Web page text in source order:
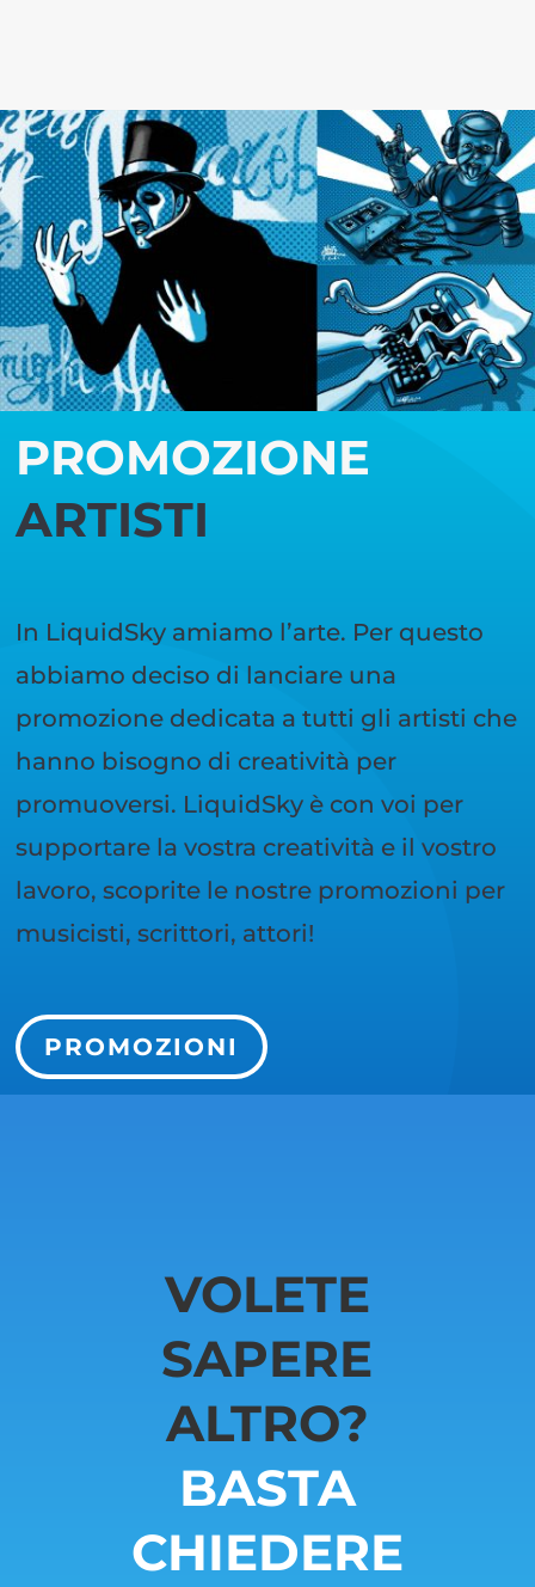
PROMOZIONE
ARTISTI
In LiquidSky amiamo l’arte. Per questo
abbiamo deciso di lanciare una
promozione dedicata a tutti gli artisti che
hanno bisogno di creatività per
promuoversi. LiquidSky è con voi per
supportare la vostra creatività e il vostro
lavoro, scoprite le nostre promozioni per
musicisti, scrittori, attori!
PROMOZIONI
VOLETE
SAPERE
ALTRO?
BASTA
CHIEDERE